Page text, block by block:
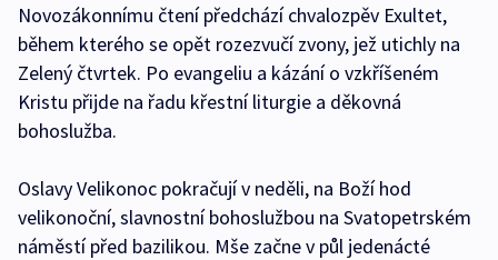
Novozákonnímu čtení předchází chvalozpěv Exultet,
během kterého se opět rozezvučí zvony, jež utichly na
Zelený čtvrtek. Po evangeliu a kázání o vzkříšeném
Kristu přijde na řadu křestní liturgie a děkovná
bohoslužba.
Oslavy Velikonoc pokračují v neděli, na Boží hod
velikonoční, slavnostní bohoslužbou na Svatopetrském
náměstí před bazilikou. Mše začne v půl jedenácté